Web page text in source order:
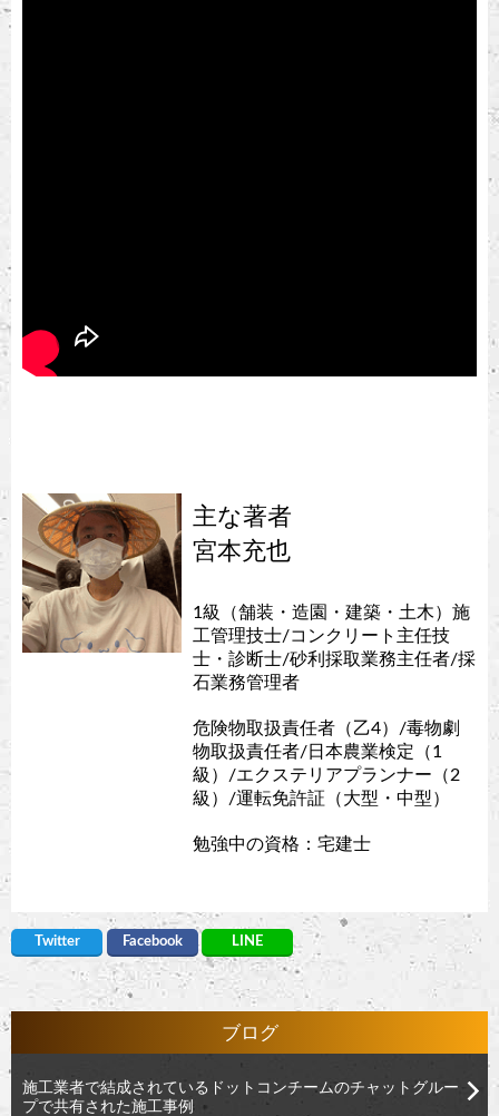
主な著者
宮本充也
1級（舗装・造園・建築・土木）施
工管理技士/コンクリート主任技
士・診断士/砂利採取業務主任者/採
石業務管理者
危険物取扱責任者（乙4）/毒物劇
物取扱責任者/日本農業検定（1
級）/エクステリアプランナー（2
級）/運転免許証（大型・中型）
勉強中の資格：宅建士
Twitter Facebook LINE
ブログ
施工業者で結成されているドットコンチームのチャットグルー
プで共有された施工事例